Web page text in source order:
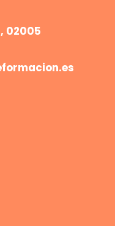
02005